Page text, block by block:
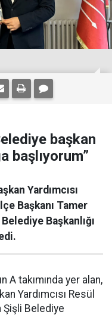
başkan
başlıyorum”
Yardımcısı
Başkanı Tamer
Başkanlığı
A takımında yer alan,
Yardımcısı Resül
Şişli Belediye